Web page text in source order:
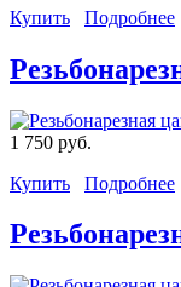
Купить
Подробнее
1 750 руб.
Купить
Подробнее